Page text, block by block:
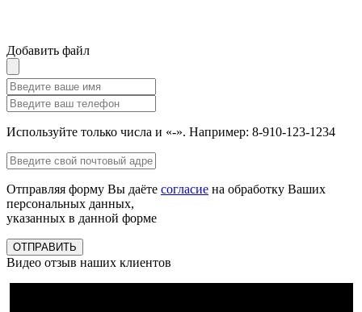
Добавить файл
Используйте только числа и «-». Например: 8-910-123-1234
Отправляя форму Вы даёте согласие на обработку Ваших
персональных данных,
указанных в данной форме
ОТПРАВИТЬ
Видео отзыв наших клиентов